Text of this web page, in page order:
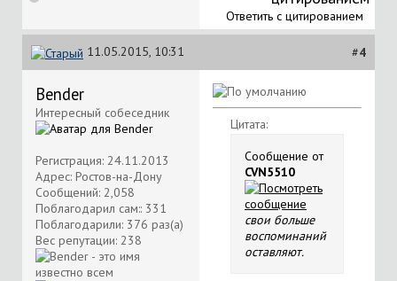
Ответить с цитированием
11.05.2015, 10:31 #4
Bender
Интересный собеседник
Регистрация: 24.11.2013
Адрес: Ростов-на-Дону
Сообщений: 2,058
Поблагодарил сам:: 331
Поблагодарили: 376 раз(а)
Вес репутации: 238
Цитата:
Сообщение от
CVN5510
свои больше
воспоминаний
оставляют.